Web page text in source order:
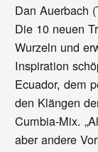
Dan Auerbach
Die 10 neuen
Wurzeln und
Inspiration
Ecuador, dem
den Klängen
Cumbia-Mix.
aber andere